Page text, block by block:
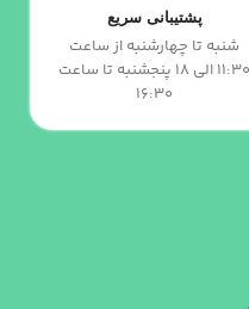
پشتیبانی سریع
شنبه تا چهارشنبه از ساعت
11:30 الی 18 پنجشنبه تا ساعت
16:30